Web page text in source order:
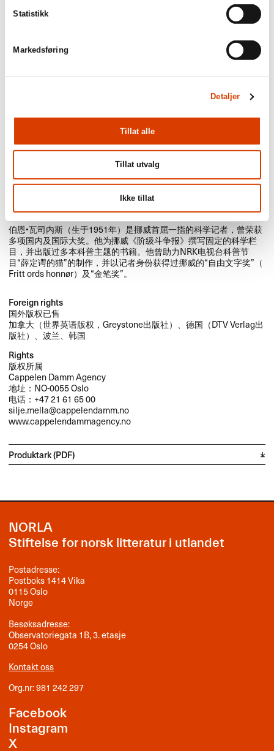
Statistikk
Markedsføring
Detaljer
Tillat alle
Tillat utvalg
Ikke tillat
​伯恩•瓦司内斯​（生于​1951​年）​是挪威首屈一指的科学记者，​曾荣获
多项国内及国际大奖。​他为挪威​《阶级斗争报》​撰写固定的科学栏
目，​并出版过多本科普主题的书籍。​他曾助力​NRK​电视台科普节
目“薛定谔的猫”的制作，​并以记者身份获得过挪威的“自由文字奖”​（​
Fritt ords honn​ø​r​）​及“金笔奖”。​​
Foreign rights
国外版权已售
加拿大（世界英语版权，Greystone出版社）、德国（DTV Verlag出
版社）、波兰、韩国
Rights
版权所属
Cappelen Damm Agency
地址：NO-0055 Oslo
电话：+47 21 61 65 00
silje.mella@cappelendamm.no
www.cappelendammagency.no
Produktark (PDF)
NORLA
Stiftelse for norsk litteratur i utlandet
Postadresse:
Postboks 1414 Vika
0115 Oslo
Norge
Besøksadresse:
Observatoriegata 1B, 3. etasje
0254 Oslo
Kontakt oss
Org.nr: 981 242 297
Facebook
Instagram
X